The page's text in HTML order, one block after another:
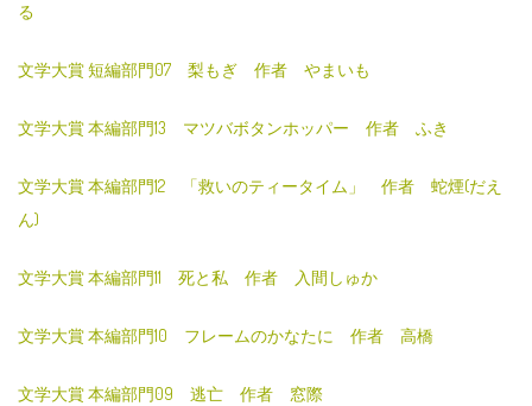
る
文学大賞 短編部門07 梨もぎ 作者 やまいも
文学大賞 本編部門13 マツバボタンホッパー 作者 ふき
文学大賞 本編部門12 「救いのティータイム」 作者 蛇煙(だえ
ん)
文学大賞 本編部門11 死と私 作者 入間しゅか
文学大賞 本編部門10 フレームのかなたに 作者 高橋
文学大賞 本編部門09 逃亡 作者 窓際